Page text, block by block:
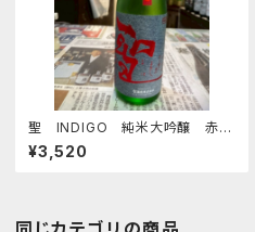
聖 INDIGO 純米大吟醸 赤
秋酒 1800ｍｌ
¥3,520